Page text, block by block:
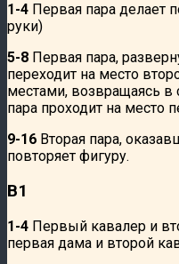
1-4 Первая пара делает
руки)
5-8 Первая пара,
переходит на место
местами, возвращаясь в
пара проходит на место
9-16 Вторая пара,
повторяет фигуру.
B1
1-4 Первый кавалер и
первая дама и второй